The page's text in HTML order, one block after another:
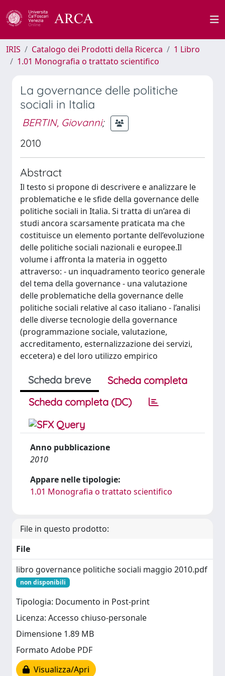
IRIS Catalogo dei Prodotti della Ricerca
1 Libro
1.01 Monografia o trattato scientifico
La governance delle politiche
sociali in Italia
BERTIN, Giovanni;
2010
Abstract
Il testo si propone di descrivere e analizzare le
problematiche e le sfide della governance delle
politiche sociali in Italia. Si tratta di un’area di
studi ancora scarsamente praticata ma che
costituisce un elemento portante dell’evoluzione
delle politiche sociali nazionali e europee.Il
volume i affronta la materia in oggetto
attraverso: - un inquadramento teorico generale
del tema della governance - una valutazione
delle problematiche della governance delle
politiche sociali relative al caso italiano - l’analisi
delle diverse tecnologie della governance
(programmazione sociale, valutazione,
accreditamento, esternalizzazione dei servizi,
eccetera) e del loro utilizzo empirico
Scheda breve
Scheda completa
Scheda completa (DC)
Anno pubblicazione
2010
Appare nelle tipologie:
1.01 Monografia o trattato scientifico
File in questo prodotto:
File
libro governance politiche sociali maggio 2010.pdf
non disponibili
Tipologia: Documento in Post-print
Licenza: Accesso chiuso-personale
Dimensione 1.89 MB
Formato Adobe PDF
Visualizza/Apri